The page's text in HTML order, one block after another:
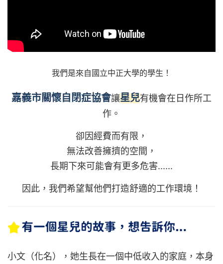
我們是來自國立中正大學的學生！
嘉義市關懷自閉症協會讓星兒有機會在日作所工
作。
卻因經費而有限，
無法改善擁擠的空間，
長期下來可能會有更多危害......
因此， 我們希望幫他們打造舒適的工作環境！
小文（化名），她生長在一個中低收入的家庭，本身